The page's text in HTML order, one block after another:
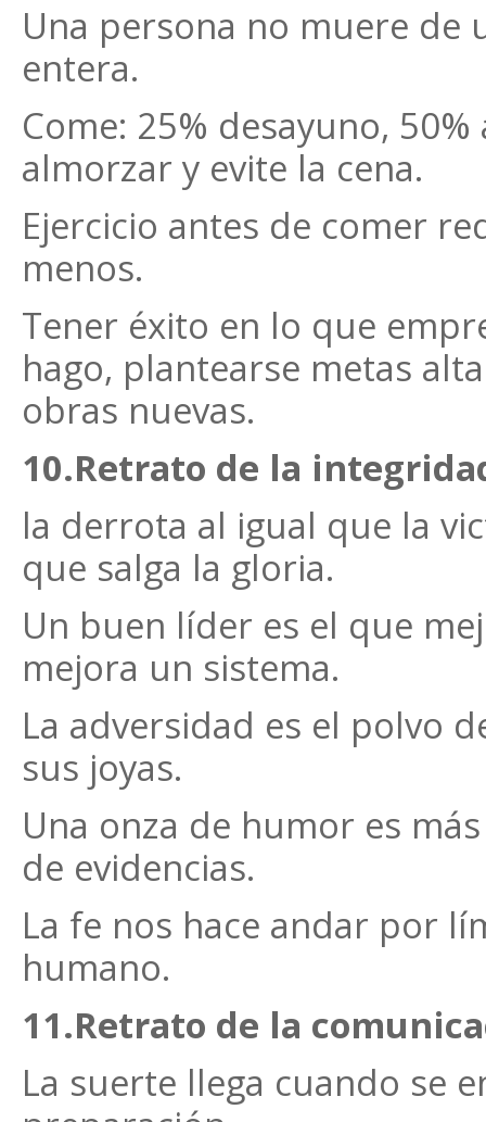
Una persona no muere de
entera.
Come: 25% desayuno,
almorzar y evite la cena.
Ejercicio antes de comer
menos.
Tener éxito en lo que
hago, plantearse metas
obras nuevas.
10.Retrato de la
la derrota al igual que la
que salga la gloria.
Un buen líder es el que
mejora un sistema.
La adversidad es el polvo
sus joyas.
Una onza de humor es
de evidencias.
La fe nos hace andar por
humano.
11.Retrato de la
La suerte llega cuando se